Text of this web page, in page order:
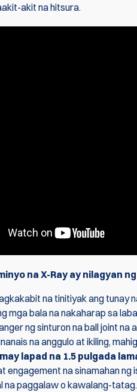
akit na hitsura.
na X-Ray ay nilagyan
na tinitiyak ang tunay
mga bala na nakaharap sa
ng sinturon na ball joint
na anggulo at ikiling,
lapad na 1.5 pulgada
engagement na sinamahan ng
na paggalaw o kawalang-tatag.